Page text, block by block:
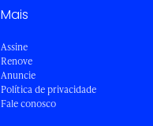
Mais
Assine
Renove
Anuncie
Política de privacidade
Fale conosco